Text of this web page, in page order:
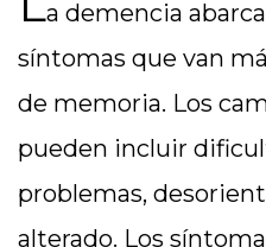
a demencia
síntomas que van
de memoria. Los
pueden incluir
problemas,
alterado. Los